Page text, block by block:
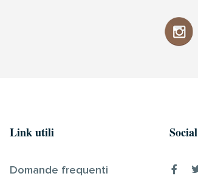
Link utili
Domande frequenti
Social